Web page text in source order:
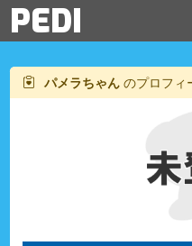
PEDI
パメラちゃん のプロフィ